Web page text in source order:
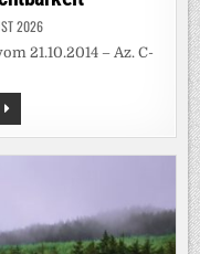
2026
21.10.2014 – Az. C-